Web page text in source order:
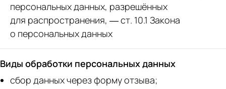
персональных данных, разрешённых
для распространения, — ст. 10.1 Закона
о персональных данных
Виды обработки персональных данных
сбор данных через форму отзыва;